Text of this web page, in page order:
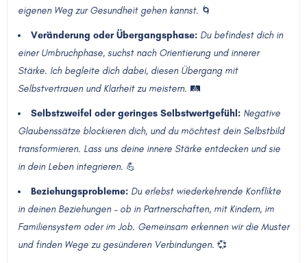
eigenen Weg zur Gesundheit gehen kannst. 🌀
Veränderung oder Übergangsphase: Du befindest dich in
einer Umbruchphase, suchst nach Orientierung und innerer
Stärke. Ich begleite dich dabei, diesen Übergang mit
Selbstvertrauen und Klarheit zu meistern. 🛤️
Selbstzweifel oder geringes Selbstwertgefühl: Negative
Glaubenssätze blockieren dich, und du möchtest dein Selbstbild
transformieren. Lass uns deine innere Stärke entdecken und sie
in dein Leben integrieren. 💪
Beziehungsprobleme: Du erlebst wiederkehrende Konflikte
in deinen Beziehungen – ob in Partnerschaften, mit Kindern, im
Familiensystem oder im Job. Gemeinsam erkennen wir die Muster
und finden Wege zu gesünderen Verbindungen. 💞